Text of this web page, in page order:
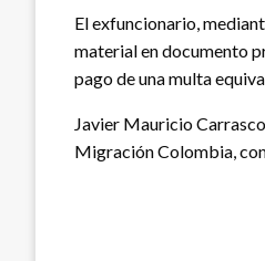
El exfuncionario,
material en documento
pago de una multa
Javier Mauricio
Migración Colombia,